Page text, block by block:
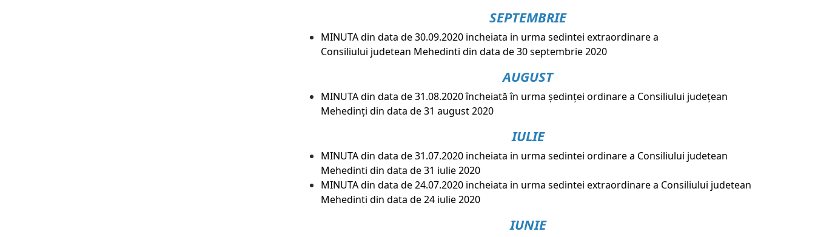
SEPTEMBRIE
MINUTA din data de 30.09.2020 incheiata in urma sedintei extraordinare a
Consiliului judetean Mehedinti din data de 30 septembrie 2020
AUGUST
MINUTA din data de 31.08.2020 încheiată în urma şedinţei ordinare a Consiliului judeţean
Mehedinţi din data de 31 august 2020
IULIE
MINUTA din data de 31.07.2020 incheiata in urma sedintei ordinare a Consiliului judetean
Mehedinti din data de 31 iulie 2020
MINUTA din data de 24.07.2020 incheiata in urma sedintei extraordinare a Consiliului judetean
Mehedinti din data de 24 iulie 2020
IUNIE